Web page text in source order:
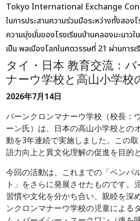
Tokyo International Exchange
ในการประสานความร่วมมือระหว่างทั้งสอง
ความมุ่งมั่นของโรงเรียนบ้านคลองมะนาว
เป็น พลเมืองโลกในศตวรรษที่ 21 ผ่านการเ
タイ・日本 教育交流：
ナーウ学校と高山小学校
2026年7月14日
バーンクロンマナーウ学校（校長：
ーン氏）は、日本の高山小学校との
動を3年連続で実施しました。この
語力向上と異文化理解の促進を目的
今回の活動は、これまでの「ペンパ
ト」をさらに発展させたものです。
習慣や文化を分かち合い、親睦を深
ンクロンマナーウ学校の児童による